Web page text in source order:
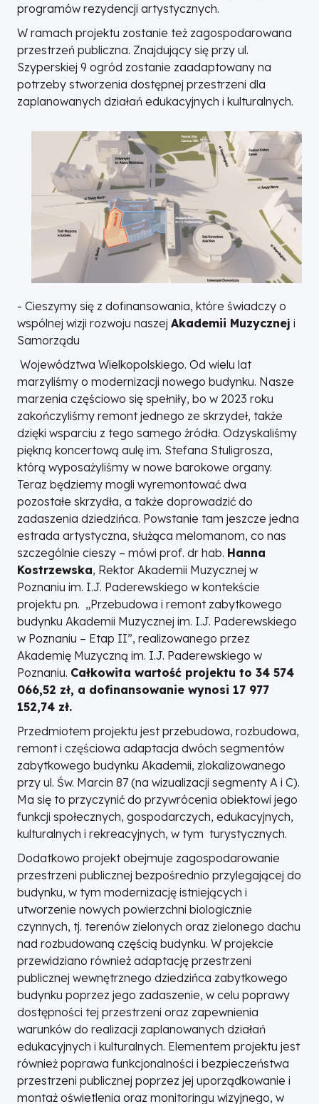
programów rezydencji artystycznych.
W ramach projektu zostanie też zagospodarowana
przestrzeń publiczna. Znajdujący się przy ul.
Szyperskiej 9 ogród zostanie zaadaptowany na
potrzeby stworzenia dostępnej przestrzeni dla
zaplanowanych działań edukacyjnych i kulturalnych.
- Cieszymy się z dofinansowania, które świadczy o
wspólnej wizji rozwoju naszej Akademii Muzycznej i
Samorządu
Województwa Wielkopolskiego. Od wielu lat
marzyliśmy o modernizacji nowego budynku. Nasze
marzenia częściowo się spełniły, bo w 2023 roku
zakończyliśmy remont jednego ze skrzydeł, także
dzięki wsparciu z tego samego źródła. Odzyskaliśmy
piękną koncertową aulę im. Stefana Stuligrosza,
którą wyposażyliśmy w nowe barokowe organy.
Teraz będziemy mogli wyremontować dwa
pozostałe skrzydła, a także doprowadzić do
zadaszenia dziedzińca. Powstanie tam jeszcze jedna
estrada artystyczna, służąca melomanom, co nas
szczególnie cieszy – mówi prof. dr hab. Hanna
Kostrzewska, Rektor Akademii Muzycznej w
Poznaniu im. I.J. Paderewskiego w kontekście
projektu pn. „Przebudowa i remont zabytkowego
budynku Akademii Muzycznej im. I.J. Paderewskiego
w Poznaniu – Etap II”, realizowanego przez
Akademię Muzyczną im. I.J. Paderewskiego w
Poznaniu. Całkowita wartość projektu to 34 574
066,52 zł, a dofinansowanie wynosi 17 977
152,74 zł.
Przedmiotem projektu jest przebudowa, rozbudowa,
remont i częściowa adaptacja dwóch segmentów
zabytkowego budynku Akademii, zlokalizowanego
przy ul. Św. Marcin 87 (na wizualizacji segmenty A i C).
Ma się to przyczynić do przywrócenia obiektowi jego
funkcji społecznych, gospodarczych, edukacyjnych,
kulturalnych i rekreacyjnych, w tym turystycznych.
Dodatkowo projekt obejmuje zagospodarowanie
przestrzeni publicznej bezpośrednio przylegającej do
budynku, w tym modernizację istniejących i
utworzenie nowych powierzchni biologicznie
czynnych, tj. terenów zielonych oraz zielonego dachu
nad rozbudowaną częścią budynku. W projekcie
przewidziano również adaptację przestrzeni
publicznej wewnętrznego dziedzińca zabytkowego
budynku poprzez jego zadaszenie, w celu poprawy
dostępności tej przestrzeni oraz zapewnienia
warunków do realizacji zaplanowanych działań
edukacyjnych i kulturalnych. Elementem projektu jest
również poprawa funkcjonalności i bezpieczeństwa
przestrzeni publicznej poprzez jej uporządkowanie i
montaż oświetlenia oraz monitoringu wizyjnego, w